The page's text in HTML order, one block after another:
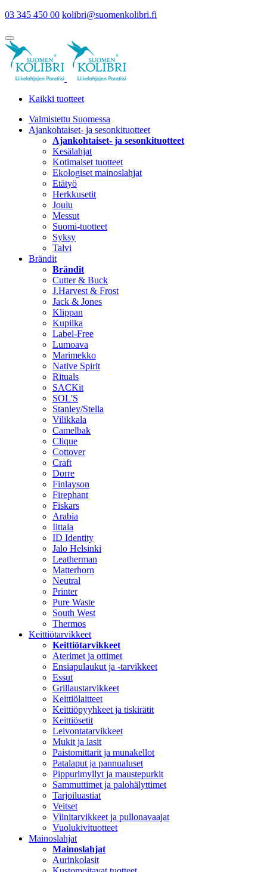
03 345 450 00 kolibri@suomenkolibri.fi
Kaikki tuotteet
Valmistettu Suomessa
Ajankohtaiset- ja sesonkituotteet
Ajankohtaiset- ja sesonkituotteet
Kesälahjat
Kotimaiset tuotteet
Ekologiset mainoslahjat
Etätyö
Herkkusetit
Joulu
Messut
Suomi-tuotteet
Syksy
Talvi
Brändit
Brändit
Cutter & Buck
J.Harvest & Frost
Jack & Jones
Klippan
Kupilka
Label-Free
Lumoava
Marimekko
Native Spirit
Rituals
SACKit
SOL'S
Stanley/Stella
Vilikkala
Camelbak
Clique
Cottover
Craft
Dorre
Finlayson
Firephant
Fiskars
Arabia
Iittala
ID Identity
Jalo Helsinki
Leatherman
Matterhorn
Neutral
Printer
Pure Waste
South West
Thermos
Keittiötarvikkeet
Keittiötarvikkeet
Aterimet ja ottimet
Ensiapulaukut ja -tarvikkeet
Essut
Grillaustarvikkeet
Keittiölaitteet
Keittiöpyyhkeet ja tiskirätit
Keittiösetit
Leivontatarvikkeet
Mukit ja lasit
Paistomittarit ja munakellot
Patalaput ja pannualuset
Pippurimyllyt ja maustepurkit
Sammuttimet ja palohälyttimet
Tarjoiluastiat
Veitset
Viinitarvikkeet ja pullonavaajat
Vuolukivituotteet
Mainoslahjat
Mainoslahjat
Aurinkolasit